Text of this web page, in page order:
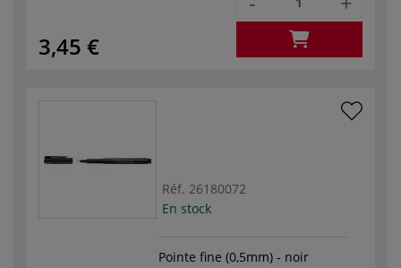
3,45 €
Réf. 26180072
En stock
Pointe fine (0,5mm) - noir